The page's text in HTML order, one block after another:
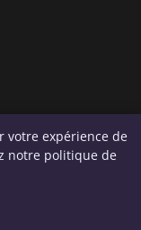
votre expérience de
notre politique de